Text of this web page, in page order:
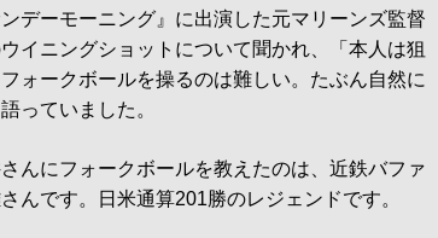
デーモーニング』に出演した元マリーンズ監督
イニングショットについて聞かれ、「本人は狙
ォークボールを操るのは難しい。たぶん自然に
っていました。
んにフォークボールを教えたのは、近鉄バファ
んです。日米通算201勝のレジェンドです。